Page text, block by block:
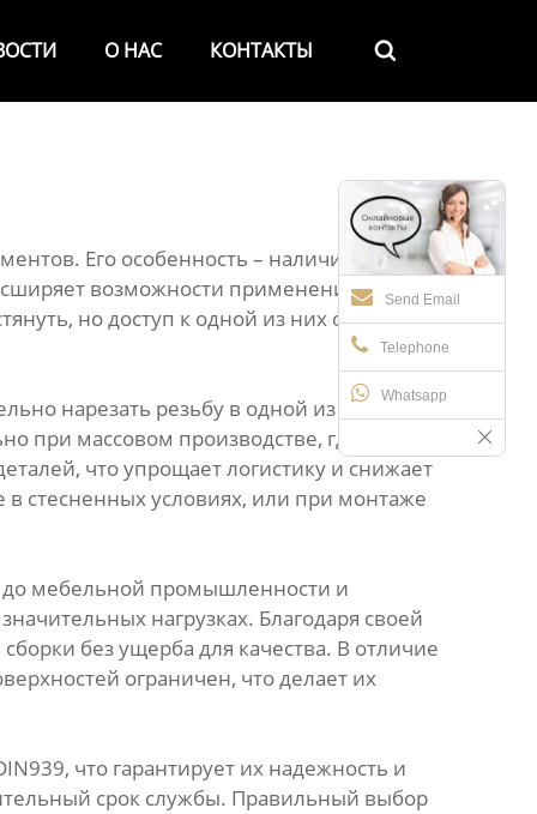
О НАС КОНТАКТЫ 
Send Email
Telephone
Whatsapp
Его особенность – наличие резьбы с
возможности применения и
но доступ к одной из них ограничен.
нарезать резьбу в одной из деталей
при массовом производстве, где каждая
что упрощает логистику и снижает
в стесненных условиях, или при монтаже
до мебельной промышленности и
нагрузках. Благодаря своей
без ущерба для качества. В отличие
ограничен, что делает их
что гарантирует их надежность и
срок службы. Правильный выбор